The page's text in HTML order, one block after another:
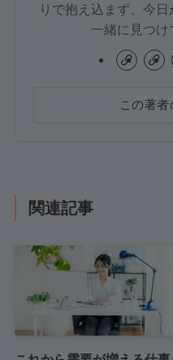
りで抱え込まず、今
一緒に見つけ
この著
関連記事